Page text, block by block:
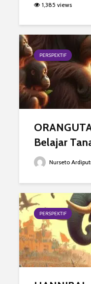
1,385 views
PERSPEKTIF
Belajar
Nurseto
PERSPEKTIF